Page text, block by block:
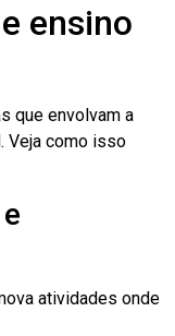
ensino
que envolvam a
Veja como isso
atividades onde